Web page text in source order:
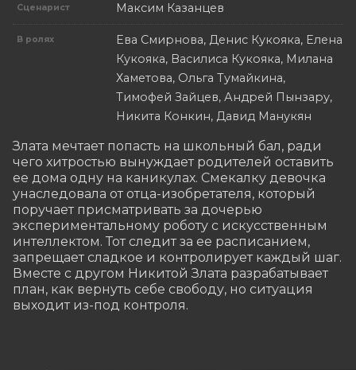
Сценарист Максим Казанцев
В ролях
Ева Смирнова, Денис Кукояка, Елена
Кукояка, Василиса Кукояка, Милана
Хаметова, Ольга Тумайкина,
Тимофей Зайцев, Андрей Пынзару,
Никита Конкин, Давид Манукян
Злата мечтает попасть на школьный бал, ради
чего хитростью вынуждает родителей оставить
ее дома одну на каникулах. Смекалку девочка
унаследовала от отца-изобретателя, который
поручает присматривать за дочерью
экспериментальному роботу с искусственным
интеллектом. Тот следит за ее расписанием,
запрещает сладкое и контролирует каждый шаг.
Вместе с другом Никитой Злата разрабатывает
план, как вернуть себе свободу, но ситуация
выходит из-под контроля.